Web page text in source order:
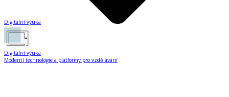
Digitální výuka
Digitální výuka
Moderní technologie a platformy pro vzdělávání